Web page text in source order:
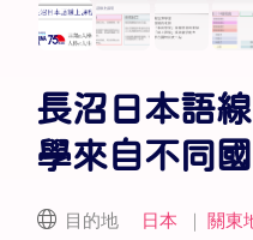
長沼日本語
學來自不同
目的地 日本 ｜ 關東